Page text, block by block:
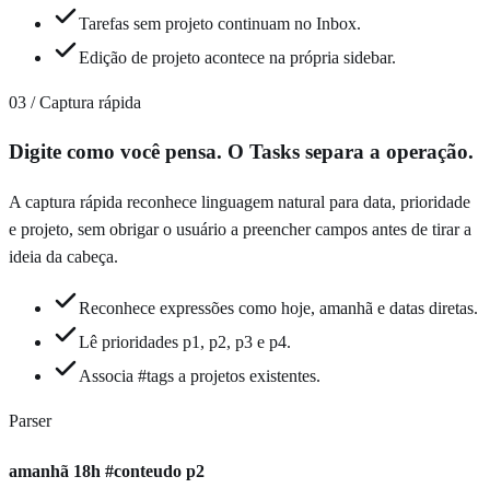
Tarefas sem projeto continuam no Inbox.
Edição de projeto acontece na própria sidebar.
03 / Captura rápida
Digite como você pensa. O Tasks separa a operação.
A captura rápida reconhece linguagem natural para data, prioridade
e projeto, sem obrigar o usuário a preencher campos antes de tirar a
ideia da cabeça.
Reconhece expressões como hoje, amanhã e datas diretas.
Lê prioridades p1, p2, p3 e p4.
Associa #tags a projetos existentes.
Parser
amanhã 18h #conteudo p2